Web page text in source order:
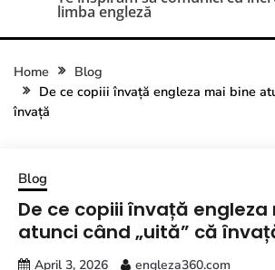
limba engleză
Home
Blog
De ce copiii învață engleza mai bine
învață
Blog
De ce copiii învață engleza
atunci când „uită” că
April 3, 2026 engleza360.com